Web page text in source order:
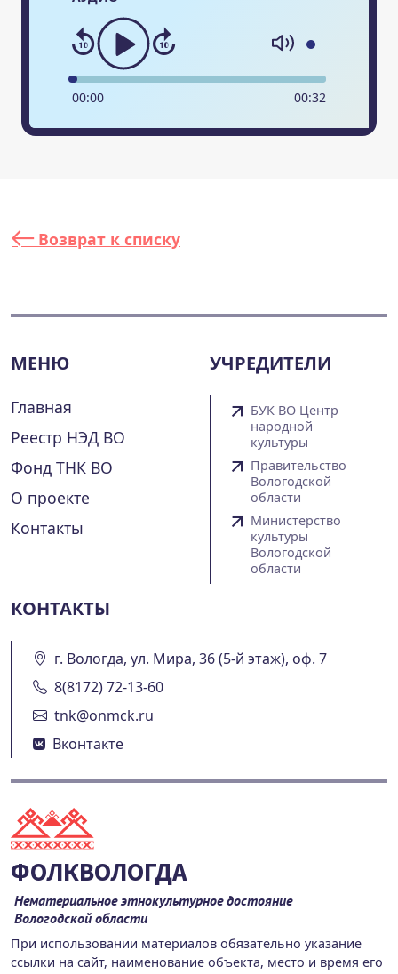
00:00 00:32
Возврат к списку
МЕНЮ
Главная
Реестр НЭД ВО
Фонд ТНК ВО
О проекте
Контакты
УЧРЕДИТЕЛИ
БУК ВО Центр
народной
культуры
Правительство
Вологодской
области
Министерство
культуры
Вологодской
области
КОНТАКТЫ
г. Вологда, ул. Мира, 36 (5-й этаж), оф. 7
8(8172) 72-13-60
tnk@onmck.ru
Вконтакте
ФОЛКВОЛОГДА
Нематериальное этнокультурное достояние
Вологодской области
При использовании материалов обязательно указание
ссылки на сайт, наименование объекта, место и время его